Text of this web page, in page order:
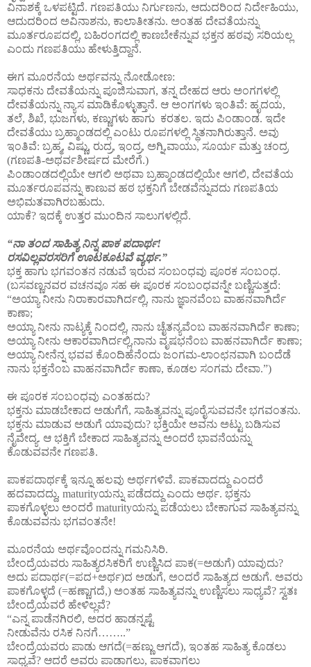
ವಿನಾಶಕ್ಕೆ ಒಳಪಟ್ಟಿದೆ. ಗಣಪತಿಯು ನಿರ್ಗುಣನು, ಆದುದರಿಂದ ನಿರ್ದೇಹಿಯು,
ಆದುದರಿಂದ ಅವಿನಾಶನು, ಕಾಲಾತೀತನು. ಅಂತಹ ದೇವತೆಯನ್ನು
ಮೂರ್ತರೂಪದಲ್ಲಿ, ಬಹಿರಂಗದಲ್ಲಿ ಕಾಣಬೇಕೆನ್ನುವ ಭಕ್ತನ ಹಠವು ಸರಿಯಲ್ಲ
ಎಂದು ಗಣಪತಿಯು ಹೇಳುತ್ತಿದ್ದಾನೆ.
ಈಗ ಮೂರನೆಯ ಅರ್ಥವನ್ನು ನೋಡೋಣ:
ಸಾಧಕನು ದೇವತೆಯನ್ನು ಪೂಜಿಸುವಾಗ, ತನ್ನ ದೇಹದ ಆರು ಅಂಗಗಳಲ್ಲಿ
ದೇವತೆಯನ್ನು ನ್ಯಾಸ ಮಾಡಿಕೊಳ್ಳುತ್ತಾನೆ. ಆ ಅಂಗಗಳು ಇಂತಿವೆ: ಹೃದಯ,
ತಲೆ, ಶಿಖೆ, ಭುಜಗಳು, ಕಣ್ಣುಗಳು ಹಾಗು ಕರತಲ. ಇದು ಪಿಂಡಾಂಡ. ಇದೇ
ದೇವತೆಯು ಬ್ರಹ್ಮಾಂಡದಲ್ಲಿ ಎಂಟು ರೂಪಗಳಲ್ಲಿ ಸ್ಥಿತನಾಗಿರುತ್ತಾನೆ. ಅವು
ಇಂತಿವೆ: ಬ್ರಹ್ಮ, ವಿಷ್ಣು, ರುದ್ರ, ಇಂದ್ರ, ಅಗ್ನಿ,ವಾಯು, ಸೂರ್ಯ ಮತ್ತು ಚಂದ್ರ
(ಗಣಪತಿ-ಅಥರ್ವಶೀರ್ಷದ ಮೇರೆಗೆ.)
ಪಿಂಡಾಂಡದಲ್ಲಿಯೇ ಆಗಲಿ ಅಥವಾ ಬ್ರಹ್ಮಾಂಡದಲ್ಲಿಯೇ ಆಗಲಿ, ದೇವತೆಯ
ಮೂರ್ತರೂಪವನ್ನು ಕಾಣುವ ಹಠ ಭಕ್ತನಿಗೆ ಬೇಡವೆನ್ನುವದು ಗಣಪತಿಯ
ಅಭಿಮತವಾಗಿರಬಹುದು.
ಯಾಕೆ? ಇದಕ್ಕೆ ಉತ್ತರ ಮುಂದಿನ ಸಾಲುಗಳಲ್ಲಿದೆ.
“ನಾ ತಂದ ಸಾಹಿತ್ಯ ನಿನ್ನ ಪಾಕ ಪದಾರ್ಥ!
ರಸವಿಲ್ಲವರಸರಿಗೆ ಊಟಕೂಟವೆ ವ್ಯರ್ಥ.”
ಭಕ್ತ ಹಾಗು ಭಗವಂತನ ನಡುವೆ ಇರುವ ಸಂಬಂಧವು ಪೂರಕ ಸಂಬಂಧ.
(ಬಸವಣ್ಣನವರ ವಚನವೂ ಸಹ ಈ ಪೂರಕ ಸಂಬಂಧವನ್ನೇ ಬಣ್ಣಿಸುತ್ತದೆ:
“ಅಯ್ಯಾ ನೀನು ನಿರಾಕಾರವಾಗಿರ್ದಲ್ಲಿ, ನಾನು ಜ್ಞಾನವೆಂಬ ವಾಹನವಾಗಿರ್ದೆ
ಕಾಣಾ;
ಅಯ್ಯಾ ನೀನು ನಾಟ್ಯಕ್ಕೆ ನಿಂದಲ್ಲಿ, ನಾನು ಚೈತನ್ಯವೆಂಬ ವಾಹನವಾಗಿರ್ದೆ ಕಾಣಾ;
ಅಯ್ಯಾ ನೀನು ಆಕಾರವಾಗಿರ್ದಲ್ಲಿ,ನಾನು ವೃಷಭನೆಂಬ ವಾಹನವಾಗಿರ್ದೆ ಕಾಣಾ;
ಅಯ್ಯಾ ನೀನೆನ್ನ ಭವವ ಕೊಂದಿಹೆನೆಂದು ಜಂಗಮ-ಲಾಂಛನವಾಗಿ ಬಂದೆಡೆ
ನಾನು ಭಕ್ತನೆಂಬ ವಾಹನವಾಗಿರ್ದೆ ಕಾಣಾ, ಕೂಡಲ ಸಂಗಮ ದೇವಾ.”)
ಈ ಪೂರಕ ಸಂಬಂಧವು ಎಂತಹದು?
ಭಕ್ತನು ಮಾಡಬೇಕಾದ ಅಡುಗೆಗೆ, ಸಾಹಿತ್ಯವನ್ನು ಪೂರೈಸುವವನೇ ಭಗವಂತನು.
ಭಕ್ತನು ಮಾಡುವ ಅಡುಗೆ ಯಾವುದು? ಭಕ್ತಿಯೇ ಅವನು ಅಟ್ಟು ಬಡಿಸುವ
ನೈವೇದ್ಯ. ಆ ಭಕ್ತಿಗೆ ಬೇಕಾದ ಸಾಹಿತ್ಯವನ್ನು ಅಂದರೆ ಭಾವನೆಯನ್ನು
ಕೊಡುವವನೇ ಗಣಪತಿ.
ಪಾಕಪದಾರ್ಥಕ್ಕೆ ಇನ್ನೂ ಹಲವು ಅರ್ಥಗಳಿವೆ. ಪಾಕವಾದದ್ದು ಎಂದರೆ
ಹದವಾದದ್ದು, maturityಯನ್ನು ಪಡೆದದ್ದು ಎಂದು ಅರ್ಥ. ಭಕ್ತನು
ಪಾಕಗೊಳ್ಳಲು ಅಂದರೆ maturityಯನ್ನು ಪಡೆಯಲು ಬೇಕಾಗುವ ಸಾಹಿತ್ಯವನ್ನು
ಕೊಡುವವನು ಭಗವಂತನೇ!
ಮೂರನೆಯ ಅರ್ಥವೊಂದನ್ನು ಗಮನಿಸಿರಿ.
ಬೇಂದ್ರೆಯವರು ಸಾಹಿತ್ಯರಸಿಕರಿಗೆ ಉಣ್ಣಿಸಿದ ಪಾಕ(=ಅಡುಗೆ) ಯಾವುದು?
ಅದು ಪದಾರ್ಥ(=ಪದ+ಅರ್ಥ)ದ ಅಡುಗೆ, ಅಂದರೆ ಸಾಹಿತ್ಯದ ಅಡುಗೆ. ಅವರು
ಪಾಕಗೊಳ್ಳದೆ (=ಹಣ್ಣಾಗದೆ,) ಅಂತಹ ಸಾಹಿತ್ಯವನ್ನು ಉಣ್ಣಿಸಲು ಸಾಧ್ಯವೆ? ಸ್ವತಃ
ಬೇಂದ್ರೆಯವರೆ ಹೇಳಿಲ್ಲವೆ?
“ಎನ್ನ ಪಾಡೆನಗಿರಲಿ, ಅದರ ಹಾಡನ್ನಷ್ಟೆ
ನೀಡುವೆನು ರಸಿಕ ನಿನಗೆ……..”
ಬೇಂದ್ರೆಯವರು ಪಾಡು ಆಗದೆ(=ಹಣ್ಣು ಆಗದೆ), ಇಂತಹ ಸಾಹಿತ್ಯ ಕೊಡಲು
ಸಾಧ್ಯವೆ? ಆದರೆ ಅವರು ಪಾಡಾಗಲು, ಪಾಕವಾಗಲು